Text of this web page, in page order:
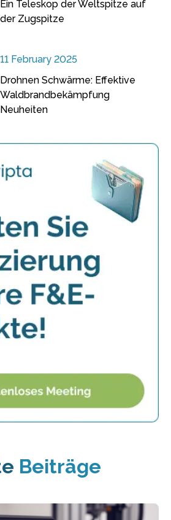
Ein Teleskop der Weltspitze auf
der Zugspitze
11 February 2025
Drohnen Schwärme: Effektive
Waldbrandbekämpfung
Neuheiten
Beiträge